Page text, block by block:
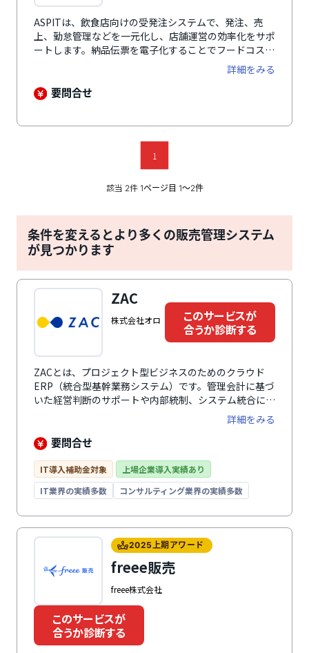
ASPITは、飲食店向けの受発注システムで、発注、売
上、勤怠管理などを一元化し、店舗運営の効率化をサポ
ートします。納品伝票を電子化することでフードコスト
を自動算出し、伝票集計作業を省力化。価格改定時の商
品の情報管理もスムーズに行えます。飲食店向けに特化
した機能を多数搭載しており、発注管理システムと在庫
の改善を促進するとともに、過剰在庫の防止にも役立ち
ます。また、各店舗の在庫状況をリアルタイムで可視化
し、店舗運営に必要な透明性を提供します。メニューや
業界特有のニーズに応える機能も充実しており、在庫管
理の精度向上に寄与します。
詳細をみる
要問合せ
1
該当 2件 1ページ目 1〜2件
条件を変えるとより多くの販売管理システム
が見つかります
ZAC
株式会社オロ
このサービスが
合うか診断する
ZACとは、プロジェクト型ビジネスのためのクラウド
ERP（統合型基幹業務システム）です。管理会計に基づ
いた経営判断のサポートや内部統制、システム統合によ
る業務効率化など幅広い課題を解決に役立ちます。プロ
ジェクト管理では、プロジェクトの収支管理や未来の売
上・利益予測、予実対比にいたるまでプロジェクトごと
業規模や業種、予算に合わせたカスタマイズができ、機
能モジュールの利用者数は後から追加可能なため、業務
拡大で人員が増えた場合でもフレキシブルに対応。専任
わせたスムーズな稼働が可能です。システム業・IT業・
広告業・クリエイティブ業・イベント業・士業・コンサ
ルティング業に特化しています。プロジェクト原価管理
や継続契約管理も可能です。
詳細をみる
要問合せ
IT導入補助金対象
上場企業導入実績あり
IT業界の実績多数
コンサルティング業界の実績多数
2025上期アワード
freee販売
freee株式会社
このサービスが
合うか診断する